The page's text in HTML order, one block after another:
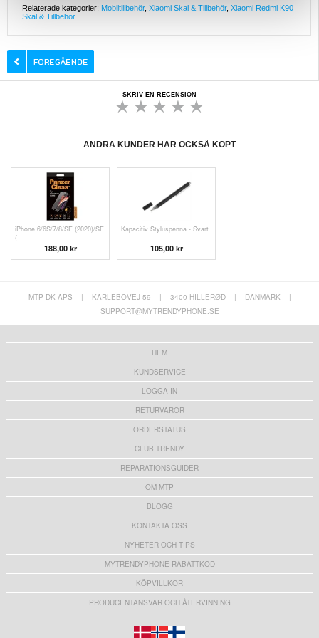
Relaterade kategorier: Mobiltillbehör, Xiaomi Skal & Tillbehör, Xiaomi Redmi K90
Skal & Tillbehör
SKRIV EN RECENSION
ANDRA KUNDER HAR OCKSÅ KÖPT
iPhone 6/6S/7/8/SE (2020)/SE
(
188,00 kr
Kapacitiv Styluspenna - Svart
105,00 kr
MTP DK APS | KARLEBOVEJ 59 | 3400 HILLERØD | DANMARK
|
SUPPORT@MYTRENDYPHONE.SE
HEM
KUNDSERVICE
LOGGA IN
RETURVAROR
ORDERSTATUS
CLUB TRENDY
REPARATIONSGUIDER
OM MTP
BLOGG
KONTAKTA OSS
NYHETER OCH TIPS
MYTRENDYPHONE RABATTKOD
KÖPVILLKOR
PRODUCENTANSVAR OCH ÅTERVINNING